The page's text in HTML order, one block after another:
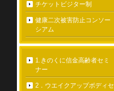
チケットビジター制
健康二次被害防止コンソー
シアム
1.きのくに信金高齢者セミ
ナー
2．ウエイクアップボディセ